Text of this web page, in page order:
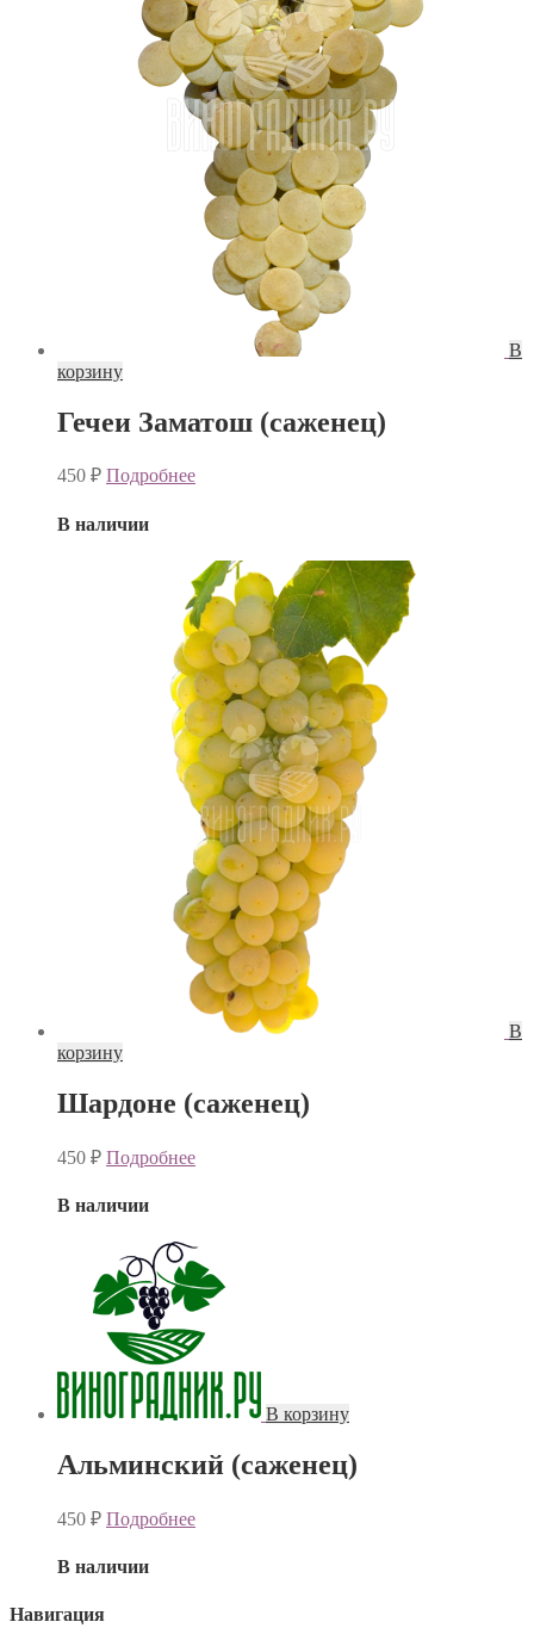
В
корзину
Гечеи Заматош (саженец)
450 ₽ Подробнее
В наличии
В
корзину
Шардоне (саженец)
450 ₽ Подробнее
В наличии
В корзину
Альминский (саженец)
450 ₽ Подробнее
В наличии
Навигация